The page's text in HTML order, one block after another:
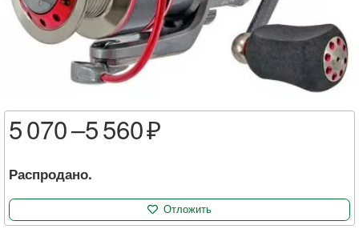
5 070 –5 560
Распродано.
Отложить